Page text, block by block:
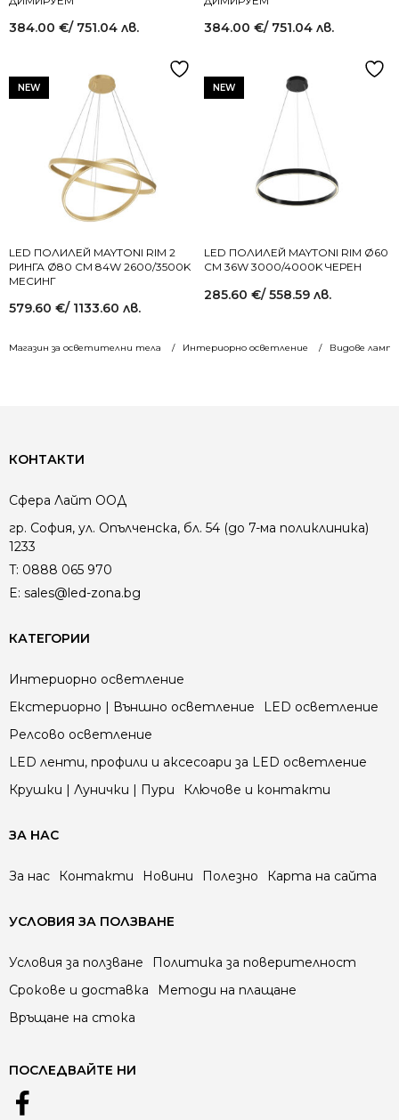
Магазин за осветителни тела Интериорно осветление Видове
384.00 €/ 751.04 лв. 384.00 €/ 751.04 лв.
NEW
LED ПОЛИЛЕЙ MAYTONI RIM 2
РИНГА Ø80 СМ 84W 2600/3500K
МЕСИНГ
579.60 €/ 1133.60 лв.
NEW
LED ПОЛИЛЕЙ MAYTONI RIM Ø60
СМ 36W 3000/4000K ЧЕРЕН
285.60 €/ 558.59 лв.
КОНТАКТИ
Сфера Лайт ООД
гр. София, ул. Опълченска, бл. 54 (до 7-ма поликлиника)
1233
T: 0888 065 970
E: sales@led-zona.bg
КАТЕГОРИИ
Интериорно осветление
Екстериорно | Външно осветление
LED осветление
Релсово осветление
LED ленти, профили и аксесоари за LED осветление
Крушки | Лунички | Пури
Ключове и контакти
ЗА НАС
За нас Контакти Новини Полезно Карта на сайта
УСЛОВИЯ ЗА ПОЛЗВАНЕ
Условия за ползване
Политика за поверителност
Срокове и доставка
Методи на плащане
Връщане на стока
ПОСЛЕДВАЙТЕ НИ